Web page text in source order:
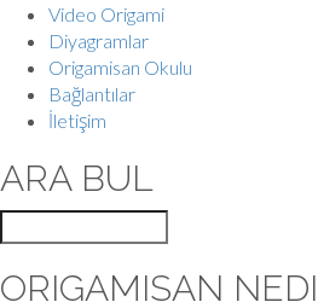
Video Origami
Diyagramlar
Origamisan Okulu
Bağlantılar
İletişim
ARA BUL
ORIGAMISAN